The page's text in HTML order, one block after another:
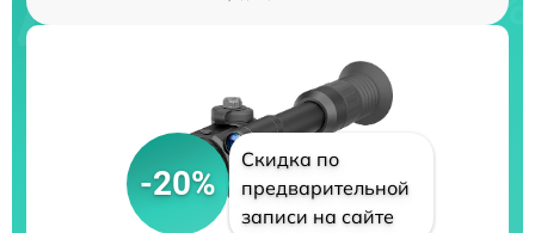
-20%
Скидка по
предварительной
записи на сайте